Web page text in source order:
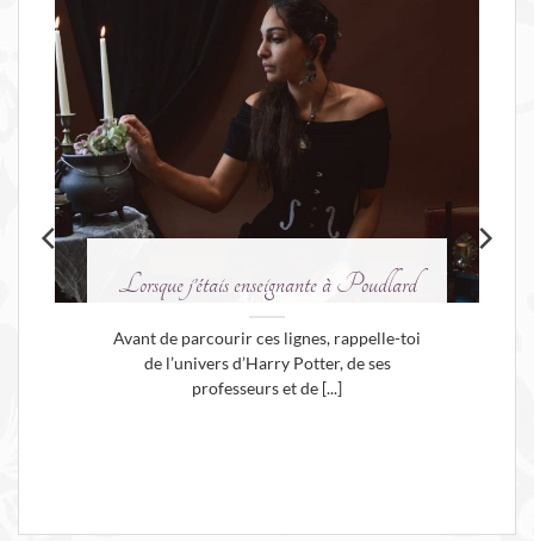
Lorsque j’étais enseignante à Poudlard
Avant de parcourir ces lignes, rappelle-toi
de l’univers d’Harry Potter, de ses
professeurs et de [...]